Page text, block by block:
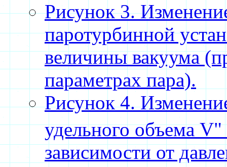
Рисунок 3.
паротурбинной
величины вакуума
параметрах пара).
Рисунок 4.
удельного объема
зависимости от